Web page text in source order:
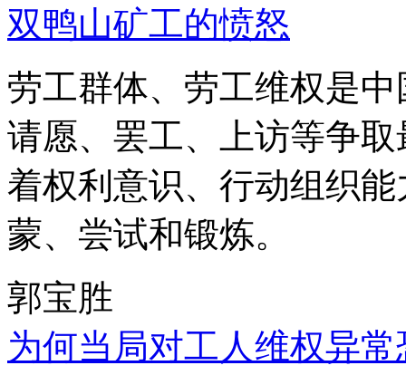
双鸭山矿工的愤怒
劳工群体、劳工维权是
请愿、罢工、上访等争
着权利意识、行动组织
蒙、尝试和锻炼。
郭宝胜
为何当局对工人维权异